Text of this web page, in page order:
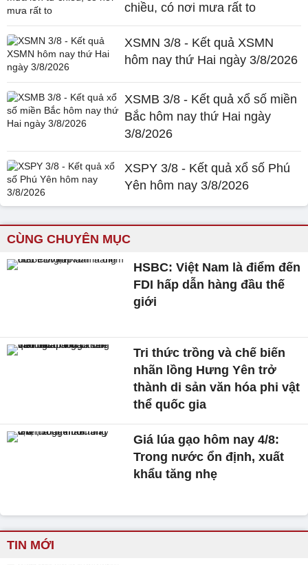
chiều, có nơi mưa rất to
XSMN 3/8 - Kết quả XSMN
hôm nay thứ Hai ngày 3/8/2026
XSMB 3/8 - Kết quả xổ số miền
Bắc hôm nay thứ Hai ngày
3/8/2026
XSPY 3/8 - Kết quả xổ số Phú
Yên hôm nay 3/8/2026
CÙNG CHUYÊN MỤC
HSBC: Việt Nam là điểm đến
FDI hấp dẫn hàng đầu thế
giới
Tri thức trồng và chế biến
nhãn lồng Hưng Yên trở
thành di sản văn hóa phi vật
thể quốc gia
Giá lúa gạo hôm nay 4/8:
Trong nước ổn định, xuất
khẩu tăng nhẹ
TIN MỚI